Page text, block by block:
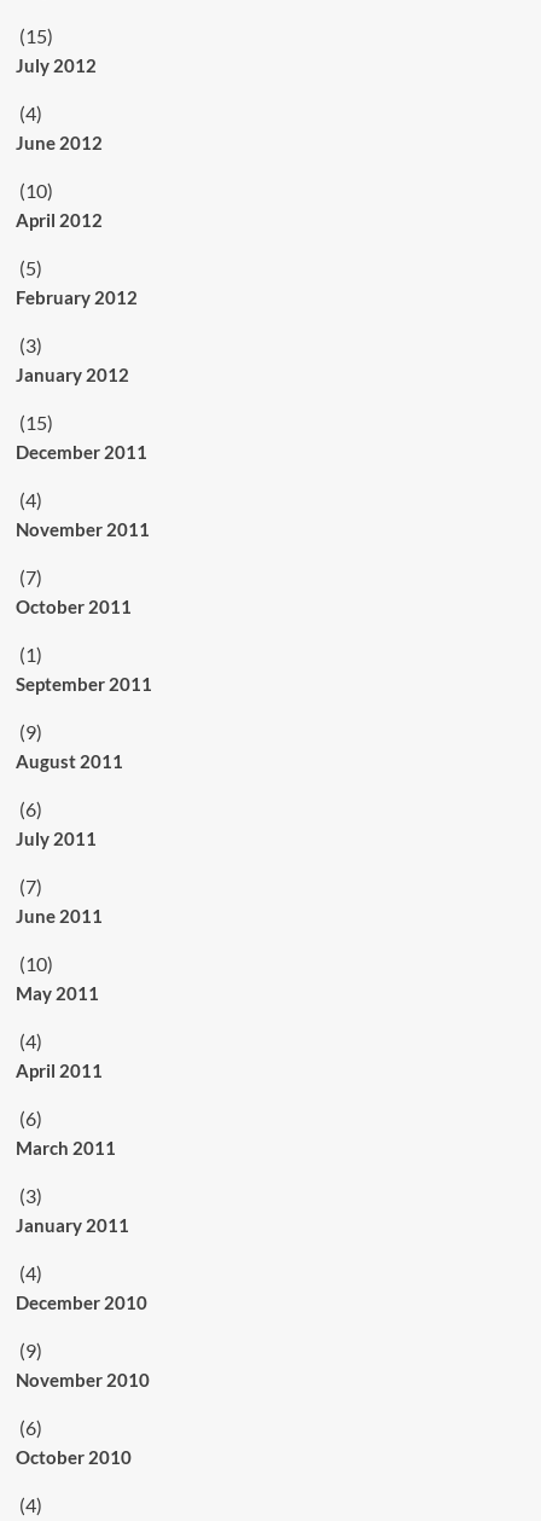
(15)
July 2012
(4)
June 2012
(10)
April 2012
(5)
February 2012
(3)
January 2012
(15)
December 2011
(4)
November 2011
(7)
October 2011
(1)
September 2011
(9)
August 2011
(6)
July 2011
(7)
June 2011
(10)
May 2011
(4)
April 2011
(6)
March 2011
(3)
January 2011
(4)
December 2010
(9)
November 2010
(6)
October 2010
(4)